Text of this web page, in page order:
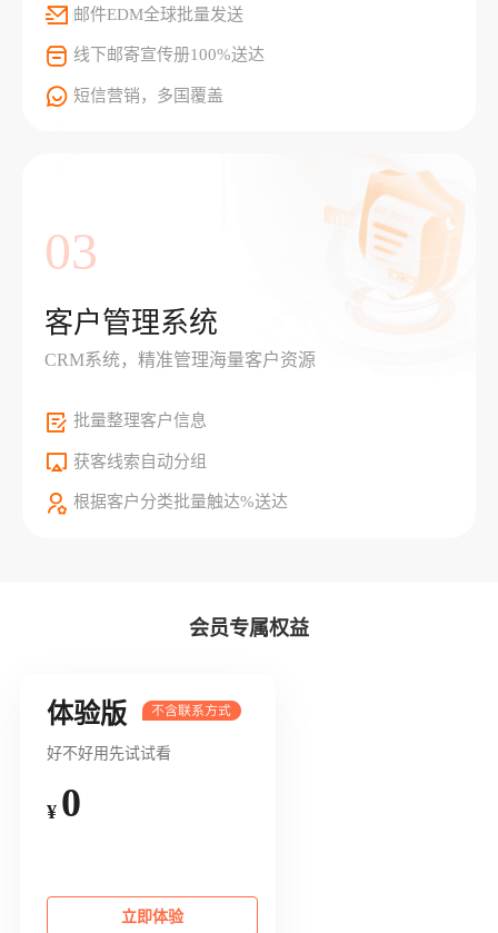
邮件EDM全球批量发送
线下邮寄宣传册100%送达
短信营销，多国覆盖
03
客户管理系统
CRM系统，精准管理海量客户资源
批量整理客户信息
获客线索自动分组
根据客户分类批量触达%送达
会员专属权益
体验版
好不好用先试试看
¥ 0
立即体验